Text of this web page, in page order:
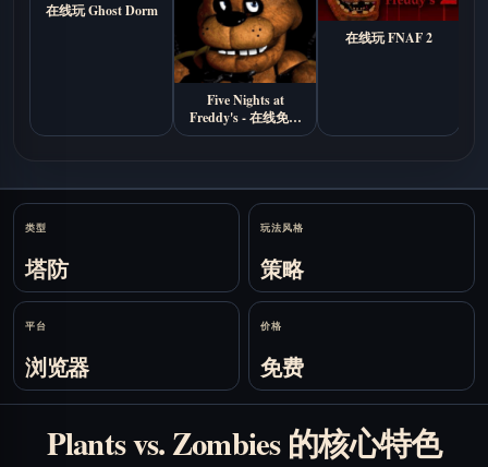
在线玩 Ghost Dorm
Five Nights at
Freddy's - 在线免费
游玩
在线玩 FNAF 2
Stats
类型
塔防
玩法风格
策略
平台
浏览器
价格
免费
Plants vs. Zombies 的核心特色